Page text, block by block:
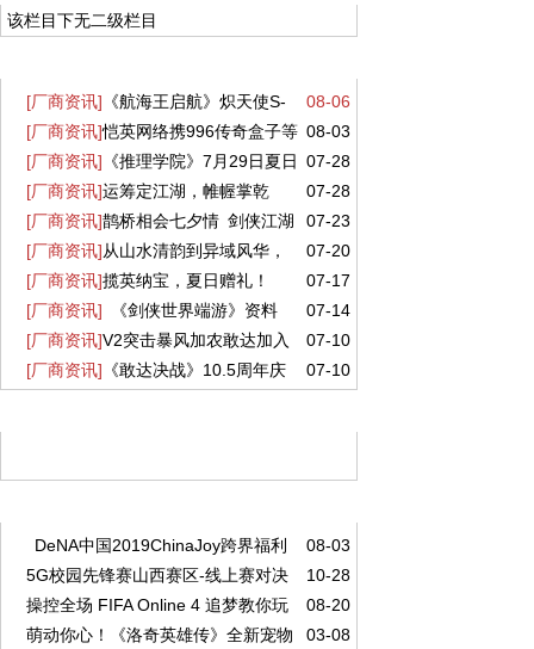
该栏目下无二级栏目
08-06
[厂商资讯] 《航海王启航》炽天使S-
蛇女正式登场！这份阵容搭配请收好
08-03
[厂商资讯]恺英网络携996传奇盒子等
三大产品亮相2026 ChinaJoy 沙巴克城、
归心城池实景落地展馆
07-28
[厂商资讯] 《推理学院》7月29日夏日
盛会活动完美呈现
07-28
[厂商资讯]运筹定江湖，帷幄掌乾
坤！《剑网一》全新资料片【运筹帷幄】今
日上线！
07-23
[厂商资讯]鹊桥相会七夕情 剑侠江湖
共良辰 《剑网2》七夕版本今日浪漫开启！
07-20
[厂商资讯]从山水清韵到异域风华，
盛夏新裳伴你共赴新章！
07-17
[厂商资讯]揽英纳宝，夏日赠礼！
《剑侠世界3》夏日新品与福利上线！
07-14
[厂商资讯] 《剑侠世界端游》资料
片 “开疆拓土” 今日上线，战域领土开放07-10
[厂商资讯]V2突击暴风加农敢达加入
《敢达争锋对决》 历战活动开放免费获取
07-10
[厂商资讯] 《敢达决战》10.5周年庆
08-03
DeNA中国2019ChinaJoy跨界福利
大集合
10-28
5G校园先锋赛山西赛区-线上赛对决
精彩回顾，续写荣耀篇章
08-20
操控全场 FIFA Online 4 追梦教你玩
转经理人
03-08
萌动你心！《洛奇英雄传》全新宠物